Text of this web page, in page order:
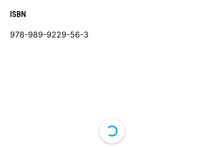
ISBN
978-989-9229-56-3